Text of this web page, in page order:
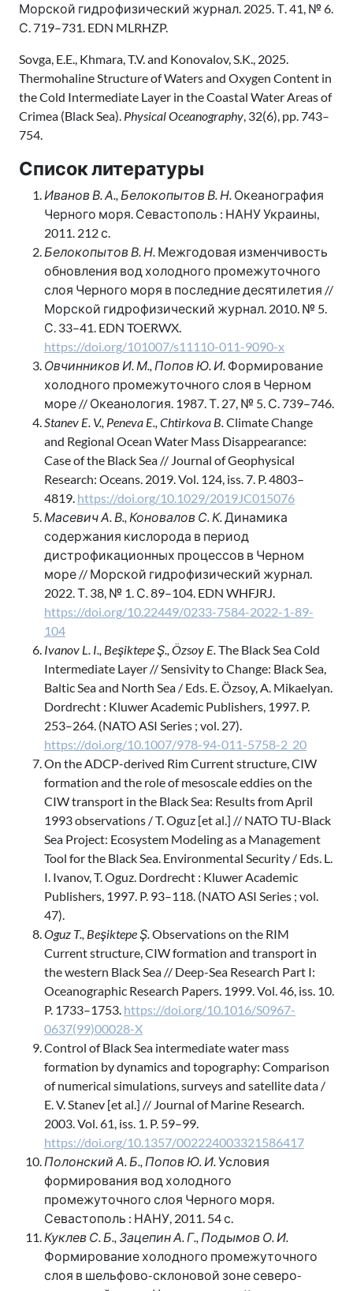
Морской гидрофизический журнал. 2025. Т. 41, № 6.
С. 719–731. EDN MLRHZP.
Sovga, E.E., Khmara, T.V. and Konovalov, S.K., 2025.
Thermohaline Structure of Waters and Oxygen Content in
the Cold Intermediate Layer in the Coastal Water Areas of
Crimea (Black Sea). Physical Oceanography, 32(6), pp. 743–
754.
Список литературы
Иванов В. А., Белокопытов В. Н. Океанография
Черного моря. Севастополь : НАНУ Украины,
2011. 212 с.
Белокопытов В. Н. Межгодовая изменчивость
обновления вод холодного промежуточного
слоя Черного моря в последние десятилетия //
Морской гидрофизический журнал. 2010. № 5.
С. 33–41. EDN TOERWX.
https://doi.org/101007/s11110-011-9090-x
Овчинников И. М., Попов Ю. И. Формирование
холодного промежуточного слоя в Черном
море // Океанология. 1987. Т. 27, № 5. С. 739–746.
Stanev E. V., Peneva E., Chtirkova B.Climate Change
and Regional Ocean Water Mass Disappearance:
Case of the Black Sea // Journal of Geophysical
Research: Oceans. 2019. Vol. 124, iss. 7. P. 4803–
4819. https://doi.org/10.1029/2019JC015076
Масевич А. В., Коновалов С. К.Динамика
содержания кислорода в период
дистрофикационных процессов в Черном
море // Морской гидрофизический журнал.
2022. Т. 38, № 1. С. 89–104. EDN WHFJRJ.
https://doi.org/10.22449/0233-7584-2022-1-89-
104
Ivanov L. I., Beşiktepe Ş., Özsoy E.The Black Sea Cold
Intermediate Layer // Sensivity to Change: Black Sea,
Baltic Sea and North Sea / Eds. E. Özsoy, A. Mikaelyan.
Dordrecht : Kluwer Academic Publishers, 1997. P.
253–264. (NATO ASI Series ; vol. 27).
https://doi.org/10.1007/978-94-011-5758-2_20
On the ADCP-derived Rim Current structure, CIW
formation and the role of mesoscale eddies on the
CIW transport in the Black Sea: Results from April
1993 observations / T. Oguz [et al.] // NATO TU-Black
Sea Project: Ecosystem Modeling as a Management
Tool for the Black Sea. Environmental Security / Eds. L.
I. Ivanov, T. Oguz. Dordrecht : Kluwer Academic
Publishers, 1997. P. 93–118. (NATO ASI Series ; vol.
47).
Oguz T., Beşiktepe Ş.Observations on the RIM
Current structure, CIW formation and transport in
the western Black Sea // Deep-Sea Research Part I:
Oceanographic Research Papers. 1999. Vol. 46, iss. 10.
P. 1733–1753. https://doi.org/10.1016/S0967-
0637(99)00028-X
Control of Black Sea intermediate water mass
formation by dynamics and topography: Comparison
of numerical simulations, surveys and satellite data /
E. V. Stanev [et al.] // Journal of Marine Research.
2003. Vol. 61, iss. 1. P. 59–99.
https://doi.org/10.1357/002224003321586417
Полонский А. Б., Попов Ю. И.Условия
формирования вод холодного
промежуточного слоя Черного моря.
Севастополь : НАНУ, 2011. 54 с.
Куклев С. Б., Зацепин А. Г., Подымов О. И.
Формирование холодного промежуточного
слоя в шельфово-склоновой зоне северо-